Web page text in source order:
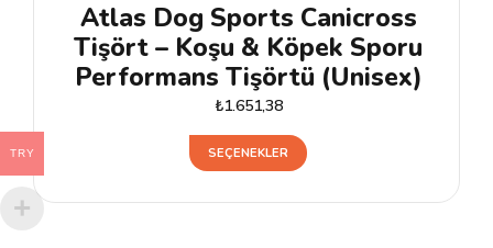
Atlas Dog Sports Canicross
Tişört – Koşu & Köpek Sporu
Performans Tişörtü (Unisex)
₺1.651,38
SEÇENEKLER
Bu
birden
TRY